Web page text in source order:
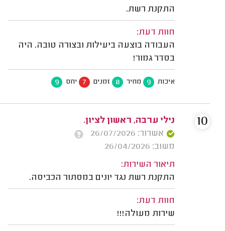
התקנת רשת.
חוות דעת:
העבודה בוצעה ביעילות ובצורה טובה. היה
בסדר גמור!
איכות 9 מחיר 8 זמנים 7 יחס 9
נילי ערבה, ראשון לציון.
אשרור: 26/07/2026
משוב: 26/04/2026
תיאור השירות:
התקנת רשת נגד יונים במסתור הכביסה.
חוות דעת:
שירות מעולה!!!
10